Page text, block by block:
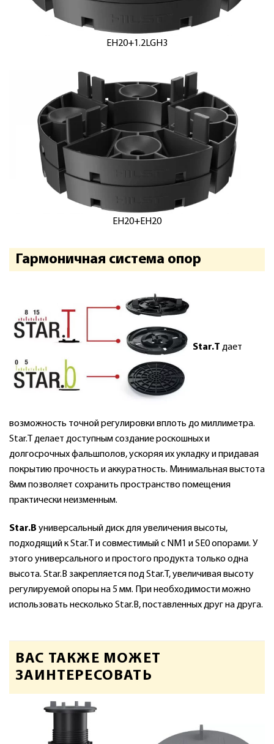
EH20+1.2LGH3
EH20+EH20
Гармоничная система опор
Star.T дает
возможность точной регулировки вплоть до миллиметра.
Star.T делает доступным создание роскошных и
долгосрочных фальшполов, ускоряя их укладку и придавая
покрытию прочность и аккуратность. Минимальная выстота
8мм позволяет сохранить пространство помещения
практически неизменным.
Star.B универсальный диск для увеличения высоты,
подходящий к Star.T и совместимый с NM1 и SE0 опорами. У
этого универсального и простого продукта только одна
высота. Star.B закрепляется под Star.T, увеличивая высоту
регулируемой опоры на 5 мм. При необходимости можно
использовать несколько Star.B, поставленных друг на друга.
ВАС ТАКЖЕ МОЖЕТ
ЗАИНТЕРЕСОВАТЬ